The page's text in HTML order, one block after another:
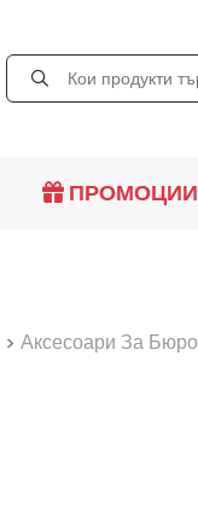
ПРОМОЦИИ
> Аксесоари За Бюро